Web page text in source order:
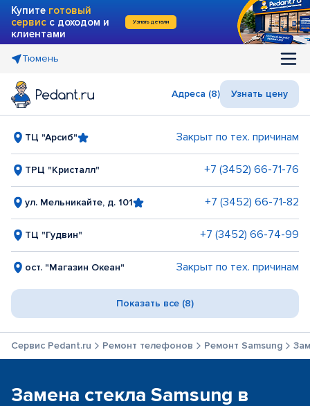
Купите готовый
сервис с доходом и
клиентами
Узнать детали
Тюмень
Адреса (8) Узнать цену
ТЦ "Арсиб" Закрыт по тех. причинам
ТРЦ "Кристалл" +7 (3452) 66-71-76
ул. Мельникайте, д. 101 +7 (3452) 66-71-82
ТЦ "Гудвин" +7 (3452) 66-74-99
ост. "Магазин Океан" Закрыт по тех. причинам
Показать все (8)
Сервис Pedant.ru Ремонт телефонов Ремонт Samsung
Замена стекла Samsung в